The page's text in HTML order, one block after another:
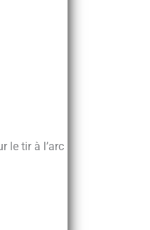
le tir à l’arc